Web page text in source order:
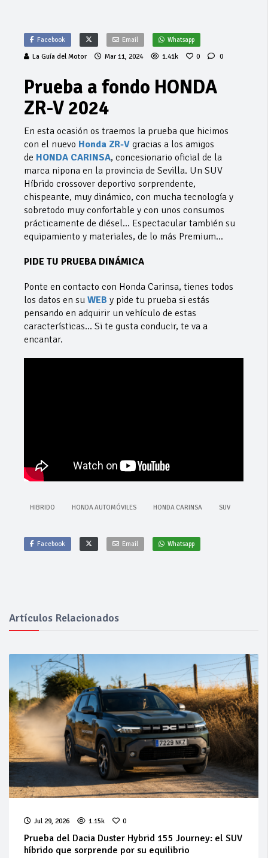
Facebook Email Whatsapp
La Guía del Motor Mar 11, 2024 1.41k 0 0
Prueba a fondo HONDA
ZR-V 2024
En esta ocasión os traemos la prueba que hicimos
con el nuevo Honda ZR-V gracias a los amigos
de HONDA CARINSA, concesionario oficial de la
marca nipona en la provincia de Sevilla. Un SUV
Híbrido crossover deportivo sorprendente,
chispeante, muy dinámico, con mucha tecnología y
sobretodo muy confortable y con unos consumos
prácticamente de diésel… Espectacular también su
equipamiento y materiales, de lo más Premium…
PIDE TU PRUEBA DINÁMICA
Ponte en contacto con Honda Carinsa, tienes todos
los datos en su WEB y pide tu prueba si estás
pensando en adquirir un vehículo de estas
características… Si te gusta conducir, te va a
encantar.
HIBRIDO HONDA AUTOMÓVILES HONDA CARINSA SUV
Facebook Email Whatsapp
Artículos Relacionados
Jul 29, 2026 1.15k 0
Prueba del Dacia Duster Hybrid 155 Journey: el SUV
híbrido que sorprende por su equilibrio